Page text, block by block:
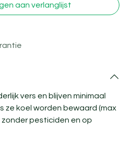
aan verlanglijst
vers en blijven minimaal
ze koel worden bewaard (max
pesticiden en op